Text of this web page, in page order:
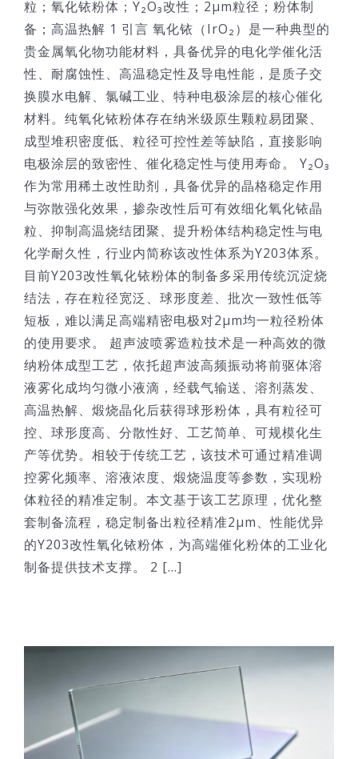
粒；氧化铱粉体；Y₂O₃改性；2μm粒径；粉体制
备；高温热解 1 引言 氧化铱（IrO₂）是一种典型的
贵金属氧化物功能材料，具备优异的电化学催化活
性、耐腐蚀性、高温稳定性及导电性能，是质子交
换膜水电解、氯碱工业、特种电极涂层的核心催化
材料。纯氧化铱粉体存在纳米级原生颗粒易团聚、
成型堆积密度低、粒径可控性差等缺陷，直接影响
电极涂层的致密性、催化稳定性与使用寿命。 Y₂O₃
作为常用稀土改性助剂，具备优异的晶格稳定作用
与弥散强化效果，掺杂改性后可有效细化氧化铱晶
粒、抑制高温烧结团聚、提升粉体结构稳定性与电
化学耐久性，行业内简称该改性体系为Y203体系。
目前Y203改性氧化铱粉体的制备多采用传统沉淀烧
结法，存在粒径宽泛、球形度差、批次一致性低等
短板，难以满足高端精密电极对2μm均一粒径粉体
的使用要求。 超声波喷雾造粒技术是一种高效的微
纳粉体成型工艺，依托超声波高频振动将前驱体溶
液雾化成均匀微小液滴，经载气输送、溶剂蒸发、
高温热解、煅烧晶化后获得球形粉体，具有粒径可
控、球形度高、分散性好、工艺简单、可规模化生
产等优势。相较于传统工艺，该技术可通过精准调
控雾化频率、溶液浓度、煅烧温度等参数，实现粉
体粒径的精准定制。本文基于该工艺原理，优化整
套制备流程，稳定制备出粒径精准2μm、性能优异
的Y203改性氧化铱粉体，为高端催化粉体的工业化
制备提供技术支撑。 2 [...]